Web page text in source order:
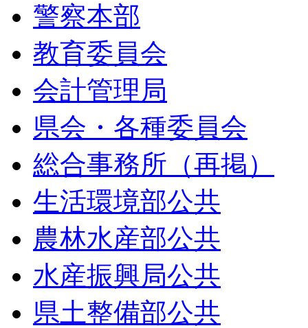
警察本部
教育委員会
会計管理局
県会・各種委員会
総合事務所（再掲）
生活環境部公共
農林水産部公共
水産振興局公共
県土整備部公共